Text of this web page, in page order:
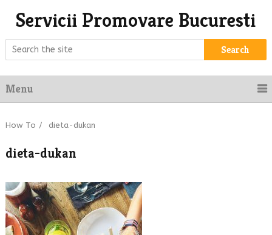
Servicii Promovare Bucuresti
Search
Menu
How To / dieta-dukan
dieta-dukan